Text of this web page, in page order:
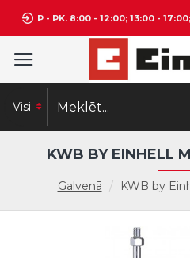
P - PK. 8:00 - 12:00; 13:00 -
Visi
Galvenā KWB by
KWB BY EINHELL